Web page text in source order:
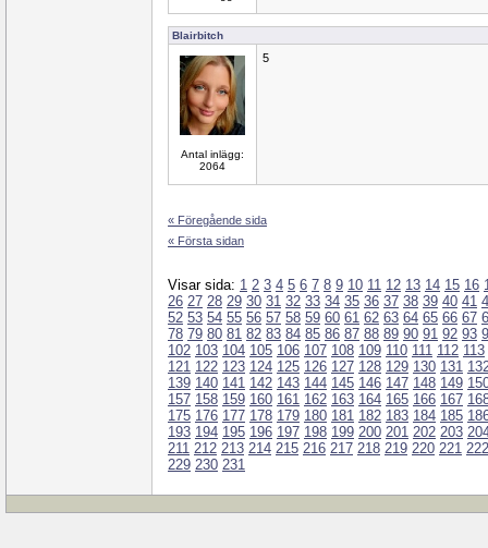
Blairbitch
Antal inlägg:
2064
5
« Föregående sida
« Första sidan
Visar sida: 1 2 3 4 5 6 7 8 9 10 11 12 13 14 15 16
26 27 28 29 30 31 32 33 34 35 36 37 38 39 40 41
52 53 54 55 56 57 58 59 60 61 62 63 64 65 66 67
78 79 80 81 82 83 84 85 86 87 88 89 90 91 92 93
102 103 104 105 106 107 108 109 110 111 112 113
121 122 123 124 125 126 127 128 129 130 131
139 140 141 142 143 144 145 146 147 148 149
157 158 159 160 161 162 163 164 165 166 167
175 176 177 178 179 180 181 182 183 184 185
193 194 195 196 197 198 199 200 201 202 203
211 212 213 214 215 216 217 218 219 220 221 222
229 230 231